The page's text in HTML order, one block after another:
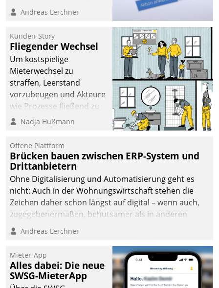
Cockpit für mobile
Datatrain. Die meravis
Wohnungsbau- und
Immobilien GmbH hat
sich dabei für den Betrieb
der Lösung über die SAP
Cloud Platform
entschieden - als erstes
Unternehmen am
Andreas Lerchner
Kunden-Story
Fliegender Wechsel
Um kostspielige
Mieterwechsel zu
straffen, Leerstand
vorzubeugen und Akteure
wie Prozesse fließend zu
vernetzen, nutzt die
Jahresbeginn eine
Überblick, Einsicht und
Eingriff bietende Lösung.
Zur Entwicklung setzte
man auf
Cloudtechnologie,
bewährte und Startup-
agile Projektmethoden.
Nadja Hußmann
Offene Plattform
Brücken bauen zwischen ERP-System und
Drittanbietern
Ohne Digitalisierung und Automatisierung geht es
nicht: Auch in der Wohnungswirtschaft stehen die
Zeichen daher schon längst auf digital – wenn auch,
zugegebenermaßen, behutsamer als in anderen
Branchen.
Andreas Lerchner
Mieter-App
Alles dabei: Die neue
SWSG-MieterApp